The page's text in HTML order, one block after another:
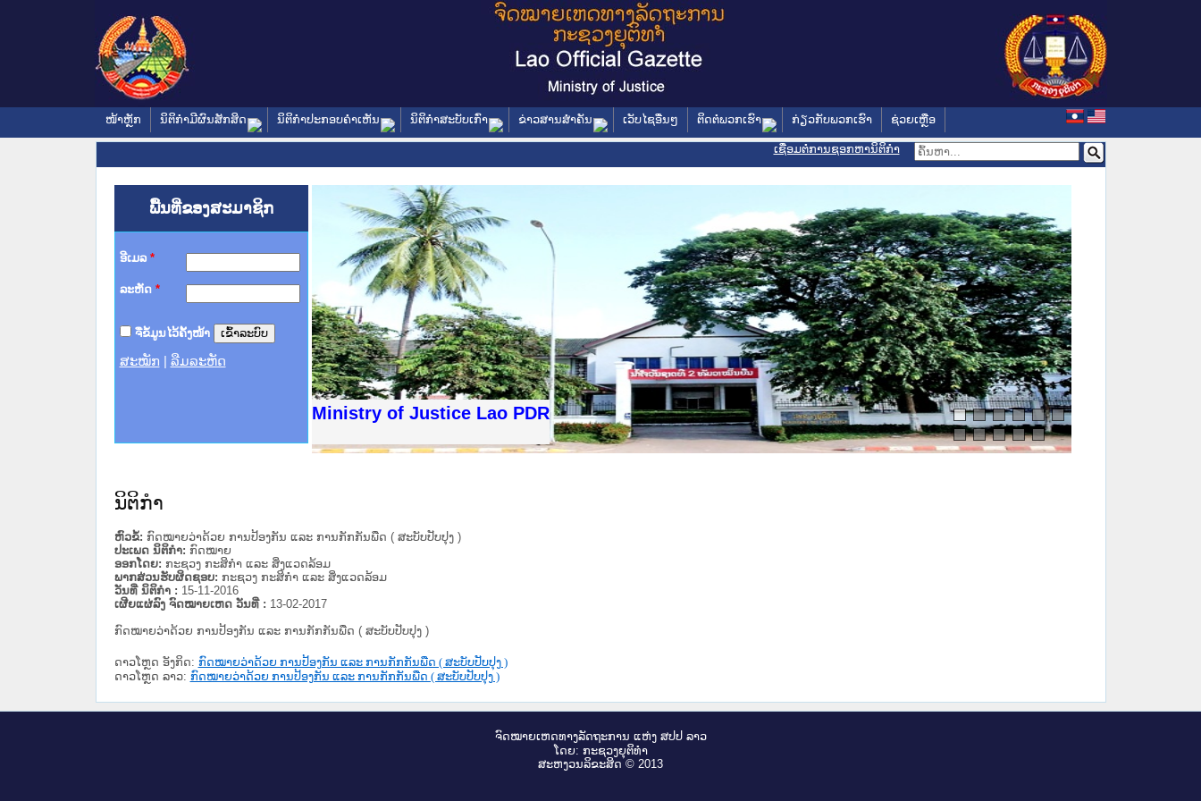
ໜ້າຫຼັກ ນິຕິກໍາມີຜົນສັກສິດ ນິຕິກໍາປະກອບຄໍາເຫັນ ນິຕິກໍາສະບັບເກົ່າ ຂ່າວສານສໍາຄັນ ເວັບໄຊອື່ນໆ ຕິດຕໍ່ພວກເຮົາ ກ່ຽວກັບພວກເຮົາ ຊ່ວຍເຫຼືອ
ເຊື່ອມຕໍ່ການຊອກຫານິຕິກຳ
ພື້ນທີ່ຂອງສະມາຊິກ
ອີເມລ *
ລະຫັດ *
ຈື່ຂໍ້ມູນໄວ້ຄັ້ງໜ້າ
ສະໝັກ ລືມລະຫັດ
Ministry of Justice Lao PDR
ານສະພາປະຊາຊົນ ພາກເໜືອ
ທາງລັດຖະການ
ສຳລັບ ພາກກາງ
ສຳລັບ ພາກໃຕ້
ວິທະຍາຄານຕຳຫຼວດປະຊາຊົນ
ວິທະຍາຄານສັນຕິບານປະຊາຊົນ
ຂັ້ນແຂວງພາກເໜືອ
ານສະພາປະຊາຊົນ ພາກກາງ
ນິຕິກໍາ
ຫົວຂໍ້: ກົດໝາຍວ່າດ້ວຍ ການປ້ອງກັນ ແລະ ການກັກກັນພືດ ( ສະບັບປັບປຸງ )
ປະເພດ ນິຕິກໍາ: ກົດໝາຍ
ອອກໂດຍ: ກະຊວງ ກະສິກຳ ແລະ ສິ່ງແວດລ້ອມ
ພາກສ່ວນຮັບຜິດຊອບ: ກະຊວງ ກະສິກຳ ແລະ ສິ່ງແວດລ້ອມ
ວັນທີ່ ນິຕິກໍາ : 15-11-2016
ເຜີຍແຜ່ລົງ ຈົດໝາຍເຫດ ວັນທີ່ : 13-02-2017
ກົດໝາຍວ່າດ້ວຍ ການປ້ອງກັນ ແລະ ການກັກກັນພືດ ( ສະບັບປັບປຸງ )
ດາວໂຫຼດ ອັງກິດ: ກົດໝາຍວ່າດ້ວຍ ການປ້ອງກັນ ແລະ ການກັກກັນພືດ ( ສະບັບປັບປຸງ )
ດາວໂຫຼດ ລາວ: ກົດໝາຍວ່າດ້ວຍ ການປ້ອງກັນ ແລະ ການກັກກັນພືດ ( ສະບັບປັບປຸງ )
ຈົດ​ໝາຍ​ເຫດ​ທາງ​ລັດ​ຖະ​ການ ແຫ່ງ ສ​ປ​ປ ລາວ
ໂດຍ: ກະ​ຊວງຍຸ​ຕິ​ທຳ
ສະ​ຫງວນ​ລິ​ຂະ​ສິດ © 2013